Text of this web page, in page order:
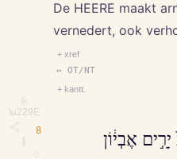
⎘
\u229E
De HEERE maakt
vernedert, ook
+ xref
↔ OT/NT
+ kantt.
8
אֶבְי֔וֹן